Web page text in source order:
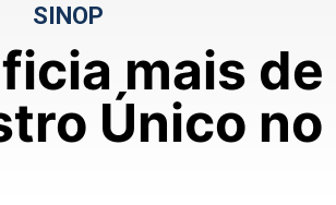
SINOP
mais
Único no